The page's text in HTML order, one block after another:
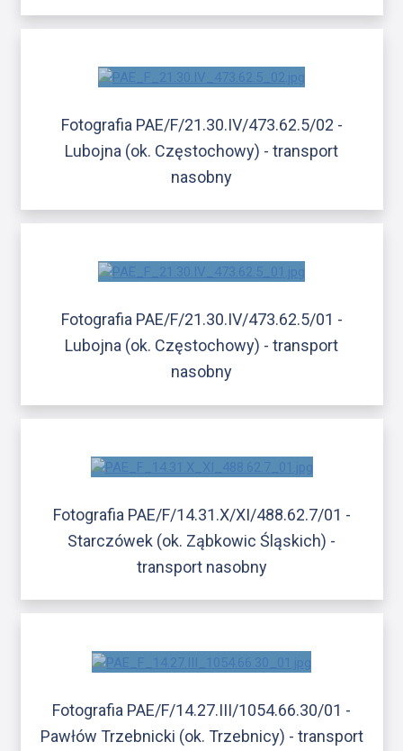
Fotografia PAE/F/21.30.IV/473.62.5/02 -
Lubojna (ok. Częstochowy) - transport
nasobny
Fotografia PAE/F/21.30.IV/473.62.5/01 -
Lubojna (ok. Częstochowy) - transport
nasobny
Fotografia PAE/F/14.31.X/XI/488.62.7/01 -
Starczówek (ok. Ząbkowic Śląskich) -
transport nasobny
Fotografia PAE/F/14.27.III/1054.66.30/01 -
Pawłów Trzebnicki (ok. Trzebnicy) - transport